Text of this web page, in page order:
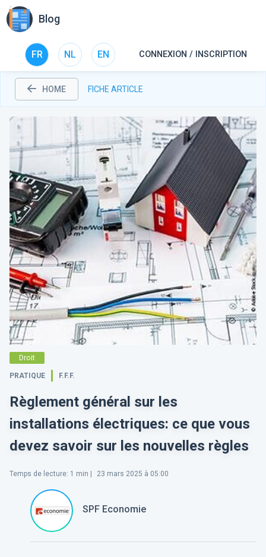
Blog
FR NL EN CONNEXION / INSCRIPTION
HOME FICHE ARTICLE
Droit
PRATIQUE F.F.F.
Règlement général sur les
installations électriques: ce que vous
devez savoir sur les nouvelles règles
Temps de lecture: 1 min | 23 mars 2025 à 05:00
SPF Economie